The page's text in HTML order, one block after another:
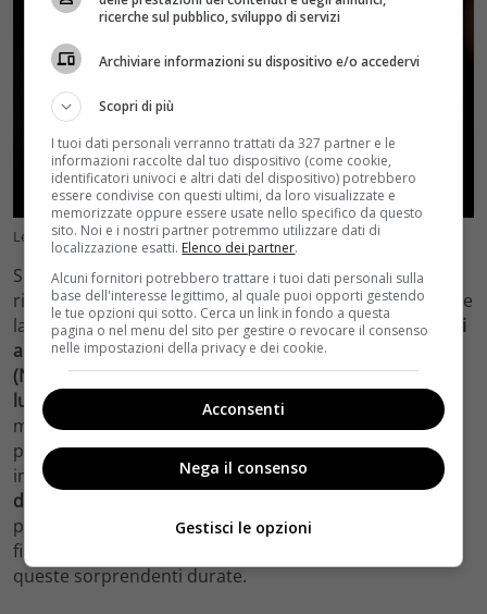
Leonardo DiCaprio in Killers of the flower moon – velvetcinema.it
Se un tempo erano i film più autoriali e sperimentali a
rischiare durate bibliche, in questo periodo storico pare
la tendenza si sia clamorosamente ribaltata:molti degli
autori più raffinati e particolari della nostra epoca
(Noah Baumbach o Woody Allen), giungono in sala con
lungometraggi brevi
, che superano a malapena i 90
minuti. Al contrario, quando si parla delle grandi
produzioni, dalle quali ci si aspettano miliardi di dollari
incassati, ecco che
si superano abbondantemente le
due ore
passando per Guardiani della Galassia Vol.3, arrivando
fino a Oppenheimer, il pubblico sembra premiare
queste sorprendenti durate.
ricerche sul pubblico, sviluppo di servizi
Archiviare informazioni su dispositivo e/o accedervi
Scopri di più
I tuoi dati personali verranno trattati da 327 partner e le
informazioni raccolte dal tuo dispositivo (come cookie,
identificatori univoci e altri dati del dispositivo) potrebbero
essere condivise con questi ultimi, da loro visualizzate e
memorizzate oppure essere usate nello specifico da questo
sito. Noi e i nostri partner potremmo utilizzare dati di
localizzazione esatti. Elenco dei partner.
Alcuni fornitori potrebbero trattare i tuoi dati personali sulla
base dell'interesse legittimo, al quale puoi opporti gestendo
le tue opzioni qui sotto. Cerca un link in fondo a questa
pagina o nel menu del sito per gestire o revocare il consenso
nelle impostazioni della privacy e dei cookie.
Acconsenti
Nega il consenso
Gestisci le opzioni